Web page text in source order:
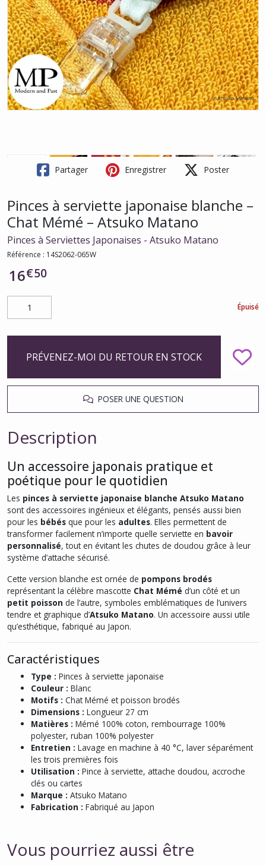
Partager Enregistrer Poster
Pinces à serviette japonaise blanche –
Chat Mémé – Atsuko Matano
Pinces à Serviettes Japonaises - Atsuko Matano
Référence : 14S2062-065W
16€50
Épuisé
PRÉVENEZ-MOI DU RETOUR EN STOCK
POSER UNE QUESTION
Description
Un accessoire japonais pratique et
poétique pour le quotidien
Les pinces à serviette japonaise blanche Atsuko Matano
sont des accessoires ingénieux et élégants, pensés aussi bien
pour les bébés que pour les adultes. Elles permettent de
transformer facilement n’importe quelle serviette en bavoir
personnalisé, tout en évitant les chutes de doudou grâce à leur
système d’attache sécurisé.
Cette version blanche est ornée de pompons brodés
représentant la célèbre mascotte Chat Mémé d’un côté et un
petit poisson de l’autre, symboles emblématiques de l’univers
tendre et graphique d’Atsuko Matano. Un accessoire aussi utile
qu’esthétique, fabriqué au Japon.
Caractéristiques
Type : Pinces à serviette japonaise
Couleur : Blanc
Motifs : Chat Mémé et poisson brodés
Dimensions : Longueur 27 cm
Matières : Mémé 100% coton, rembourrage 100%
polyester, ruban 100% polyester
Entretien : Lavage en machine à 40 °C, laver séparément
les trois premières fois
Utilisation : Pince à serviette, attache doudou, accroche
clés ou cartes
Marque : Atsuko Matano
Fabrication : Fabriqué au Japon
Vous pourriez aussi être